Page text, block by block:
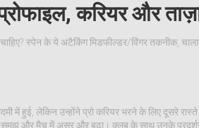
करियर और
स्पेन के ये अटैकिंग मिडफील्डर/विंगर तकनीक,
में हुई, लेकिन उन्होंने प्रो करियर भरने के लिए दूसरे
और मैच में असर और बढ़ा। क्लब के साथ उनके प्रदर्शन ने